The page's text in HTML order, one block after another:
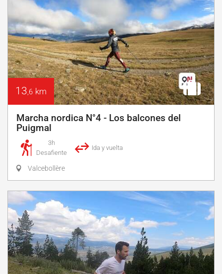
13,6 km
Marcha nordica N°4 - Los balcones del
Puigmal
3h
Desafiente
Ida y vuelta
Valcebollère